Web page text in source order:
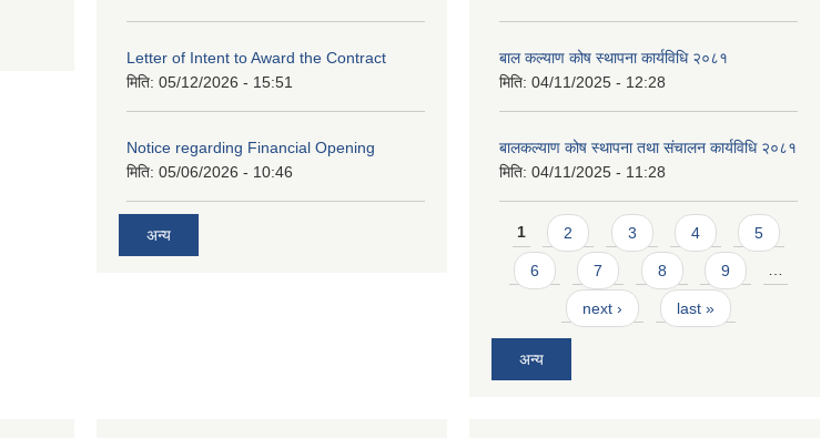
Letter of Intent to Award the Contract
मिति: 05/12/2026 - 15:51
Notice regarding Financial Opening
मिति: 05/06/2026 - 10:46
अन्य
बाल कल्याण कोष स्थापना कार्यविधि २०८१
मिति: 04/11/2025 - 12:28
बालकल्याण कोष स्थापना तथा संचालन कार्यविधि २०८१
मिति: 04/11/2025 - 11:28
Pages
1 2 3 4 5
6 7 8 9 …
next › last »
अन्य